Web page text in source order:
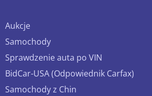
Aukcje
Samochody
Sprawdzenie auta po VIN
BidCar-USA (Odpowiednik Carfax)
Samochody z Chin